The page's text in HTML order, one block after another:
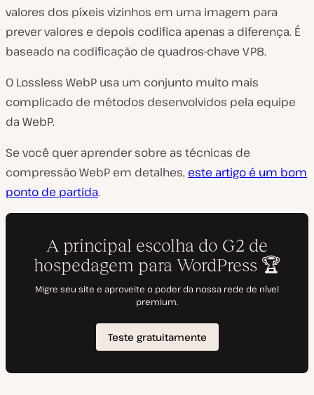
valores dos píxeis vizinhos em uma imagem para
prever valores e depois codifica apenas a diferença. É
baseado na codificação de quadros-chave VP8.
O Lossless WebP usa um conjunto muito mais
complicado de métodos desenvolvidos pela equipe
da WebP.
Se você quer aprender sobre as técnicas de
compressão WebP em detalhes, este artigo é um bom
ponto de partida.